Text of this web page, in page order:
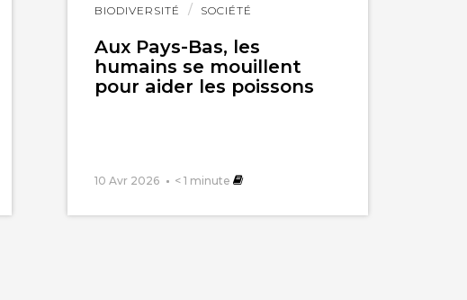
BIODIVERSITÉ SOCIÉTÉ
Aux Pays-Bas, les
humains se mouillent
pour aider les poissons
10 Avr 2026 < 1 minute
Lire